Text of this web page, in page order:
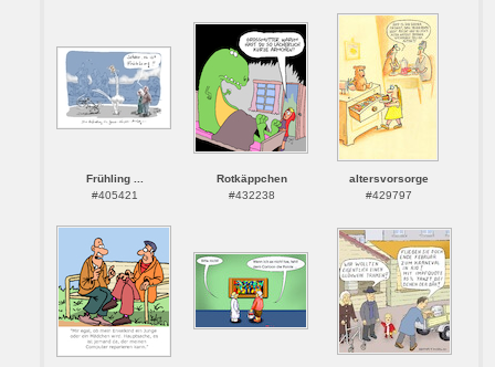
Frühling ...
#405421
Rotkäppchen
#432238
altersvorsorge
#429797